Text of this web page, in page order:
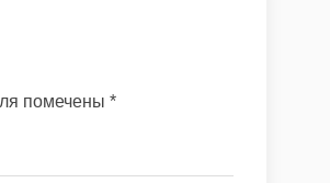
помечены *